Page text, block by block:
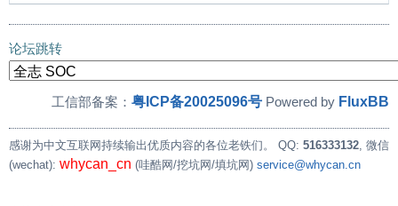
论坛跳转
工信部备案： 粤ICP备20025096号 Powered by FluxBB
感谢为中文互联网持续输出优质内容的各位老铁们。 QQ: 516333132, 微信
(wechat): whycan_cn (哇酷网/挖坑网/填坑网) service@whycan.cn